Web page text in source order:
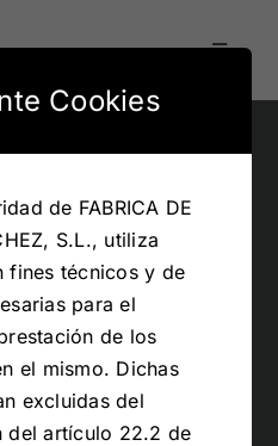
Toggle
Cookies
de FABRICA DE
S.L., utiliza
fines técnicos y de
para el
de los
el mismo. Dichas
excluidas del
del artículo 22.2 de